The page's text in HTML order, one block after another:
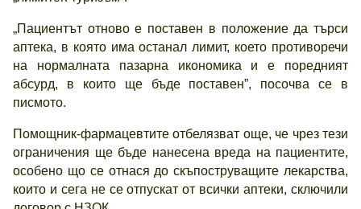
„Пациентът отново е поставен в положение да търси
аптека, в която има останал лимит, което противоречи
на нормалната пазарна икономика и е поредният
абсурд, в които ще бъде поставен”, посочва се в
писмото.
Помощник-фармацевтите отбелязват още, че чрез тези
ограничения ще бъде нанесена вреда на пациентите,
особено що се отнася до скъпоструващите лекарства,
които и сега не се отпускат от всички аптеки, сключили